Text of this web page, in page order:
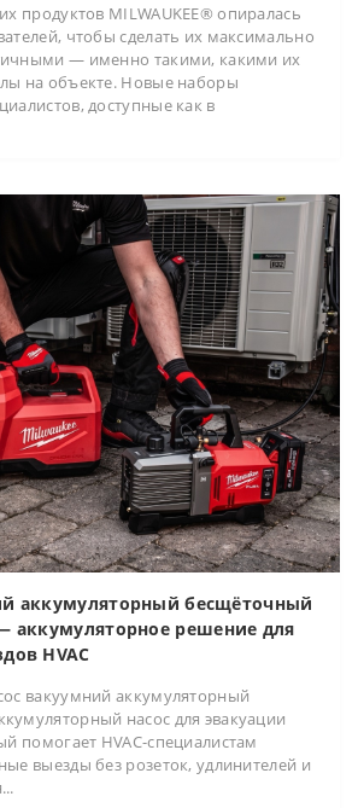
продуктов MILWAUKEE® опиралась
чтобы сделать их максимально
— именно такими, какими их
на объекте. Новые наборы
доступные как в
аккумуляторный бесщёточный
аккумуляторное решение для
HVAC
вакуумний аккумуляторный
насос для эвакуации
помогает HVAC-специалистам
выезды без розеток, удлинителей и